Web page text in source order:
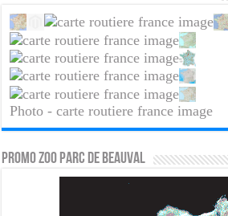
Photo - carte routiere france image
PROMO ZOO PARC DE BEAUVAL